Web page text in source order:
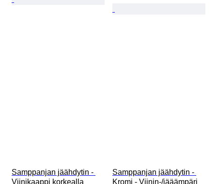
Samppanjan jäähdytin -
Viinikaappi korkealla
Samppanjan jäähdytin -
Kromi - Viinin-/jääämpäri